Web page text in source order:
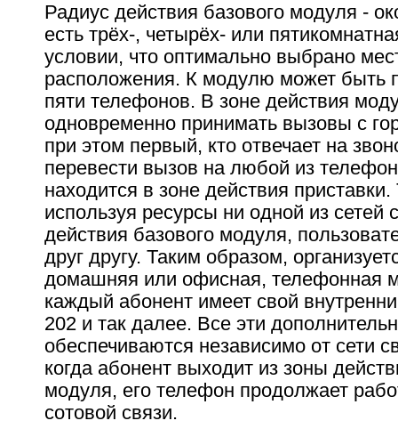
Радиус действия базового модуля -
есть трёх-, четырёх- или
условии, что оптимально выбрано
расположения. К модулю может быть
пяти телефонов. В зоне действия
одновременно принимать вызовы с
при этом первый, кто отвечает на
перевести вызов на любой из
находится в зоне действия
используя ресурсы ни одной из сетей
действия базового модуля,
друг другу. Таким образом,
домашняя или офисная, телефонная
каждый абонент имеет свой
202 и так далее. Все эти
обеспечиваются независимо от сети
когда абонент выходит из зоны
модуля, его телефон продолжает
сотовой связи.